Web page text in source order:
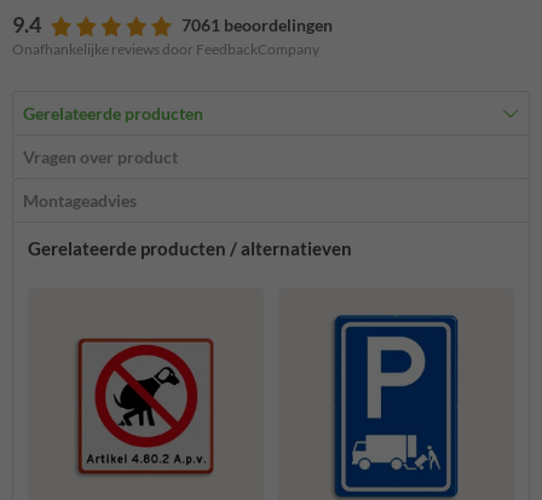
9.4 7061 beoordelingen
Onafhankelijke reviews door FeedbackCompany
Gerelateerde producten
Vragen over product
Montageadvies
Gerelateerde producten / alternatieven